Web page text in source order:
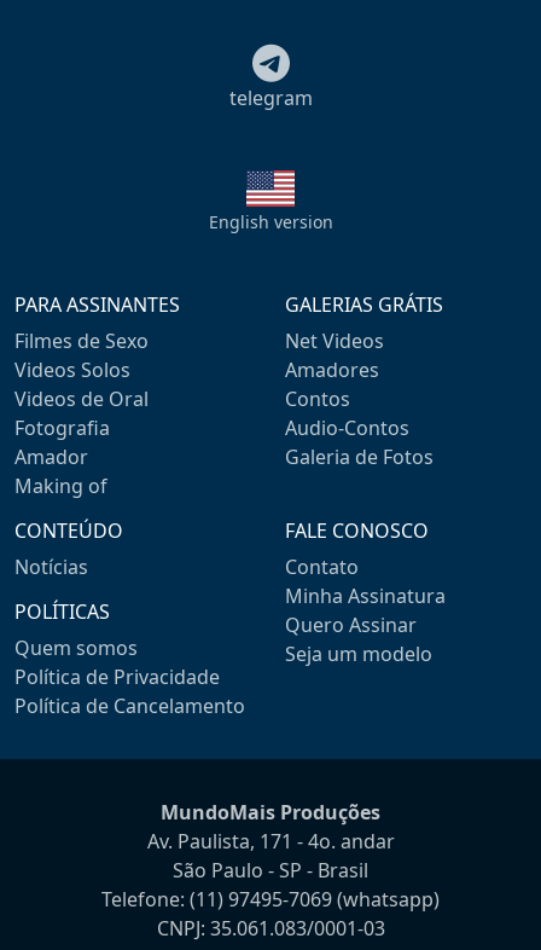
telegram
English version
PARA ASSINANTES
Filmes de Sexo
Videos Solos
Videos de Oral
Fotografia
Amador
Making of
GALERIAS GRÁTIS
Net Videos
Amadores
Contos
Audio-Contos
Galeria de Fotos
CONTEÚDO
Notícias
POLÍTICAS
Quem somos
Política de Privacidade
Política de Cancelamento
FALE CONOSCO
Contato
Minha Assinatura
Quero Assinar
Seja um modelo
MundoMais Produções
Av. Paulista, 171 - 4o. andar
São Paulo - SP - Brasil
Telefone: (11) 97495-7069(whatsapp)
CNPJ: 35.061.083/0001-03